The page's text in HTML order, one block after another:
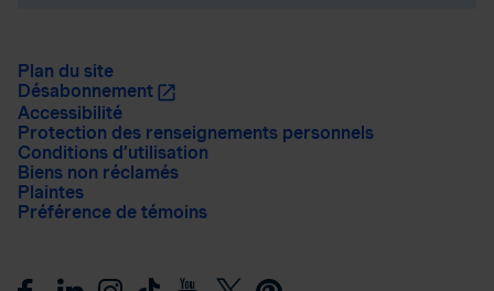
Plan du site
Désabonnement
Accessibilité
Protection des renseignements personnels
Conditions d’utilisation
Biens non réclamés
Plaintes
Préférence de témoins